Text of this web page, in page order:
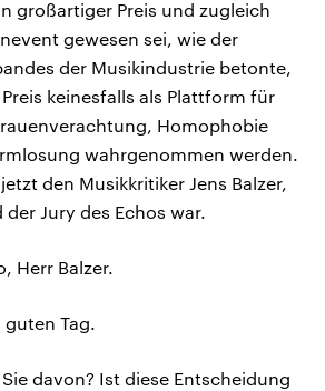
großartiger Preis und zugleich
gewesen sei, wie der
der Musikindustrie betonte,
keinesfalls als Plattform für
Homophobie
wahrgenommen werden.
den Musikkritiker Jens Balzer,
Jury des Echos war.
Herr Balzer.
guten Tag.
davon? Ist diese Entscheidung